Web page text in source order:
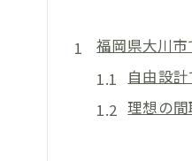
福岡県大川
自由設
理想の